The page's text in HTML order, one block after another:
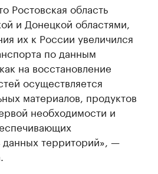
Ростовская область
и Донецкой областями,
их к России увеличился
по данным
на восстановление
осуществляется
материалов, продуктов
необходимости и
данных территорий», —